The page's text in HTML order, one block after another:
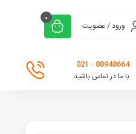
ورود / عضویت
0
88948664 - 021
با ما در تماس باشید